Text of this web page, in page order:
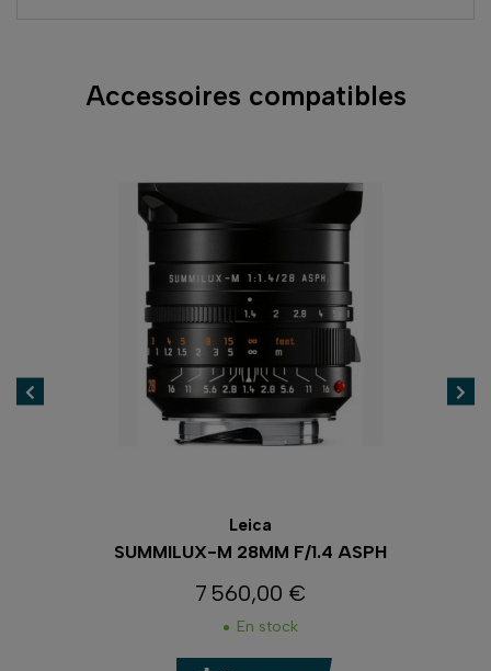
Accessoires compatibles
28MM F/1.4 ASPH SUMMARON-M